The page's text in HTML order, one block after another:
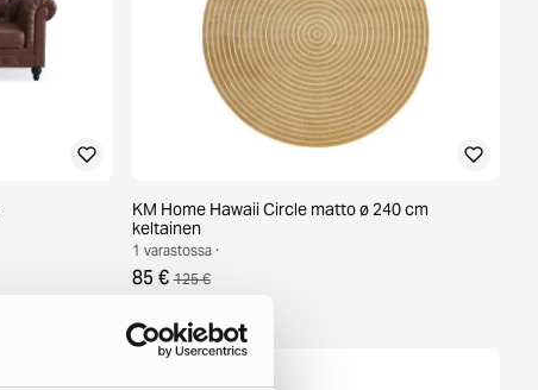
KM Home Hawaii Circle matto ø 240 cm
keltainen
1 varastossa ·
85 € 125 €